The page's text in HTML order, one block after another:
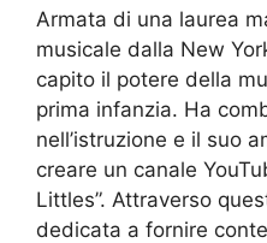
Armata di una laurea
musicale dalla New
capito il potere della
prima infanzia. Ha
nell’istruzione e il suo
creare un canale
Littles”. Attraverso
dedicata a fornire